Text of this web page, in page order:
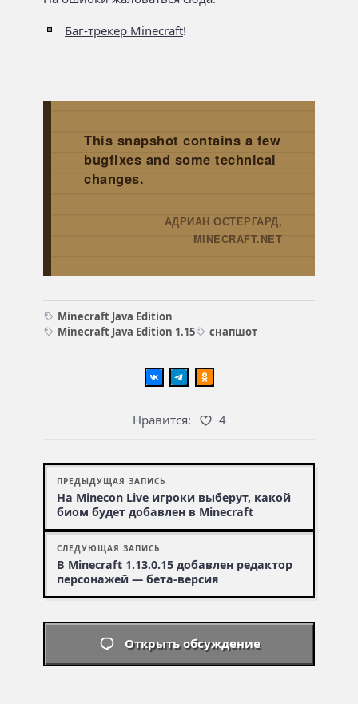
Баг-трекер Minecraft!
This snapshot contains a few
bugfixes and some technical
changes.
АДРИАН ОСТЕРГАРД,
MINECRAFT.NET
Minecraft Java Edition
Minecraft Java Edition 1.15
снапшот
Нравится: 4
ПРЕДЫДУЩАЯ ЗАПИСЬ
На Minecon Live игроки выберут, какой
биом будет добавлен в Minecraft
СЛЕДУЮЩАЯ ЗАПИСЬ
В Minecraft 1.13.0.15 добавлен редактор
персонажей — бета-версия
Открыть обсуждение